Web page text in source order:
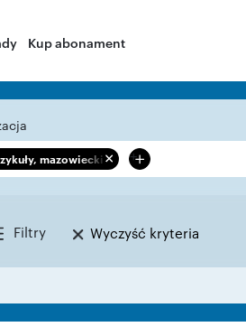
Kup abonament
mazowieckie +
Filtry Wyczyść kryteria